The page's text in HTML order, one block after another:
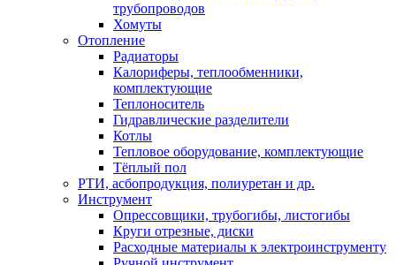
трубопроводов
Хомуты
Отопление
Радиаторы
Калориферы, теплообменники,
комплектующие
Теплоноситель
Гидравлические разделители
Котлы
Тепловое оборудование, комплектующие
Тёплый пол
РТИ, асбопродукция, полиуретан и др.
Инструмент
Опрессовщики, трубогибы, листогибы
Круги отрезные, диски
Расходные материалы к электроинструменту